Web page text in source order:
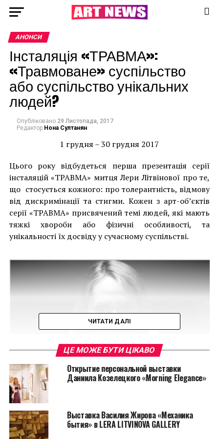
АНОНСИ
Інсталяція «ТРАВМА»:
«Травмоване» суспільство
або суспільство унікальних
людей?
Опубліковано 29 Листопада, 2017
Редактор Нона Султанян
1 грудня – 30 грудня 2017
Цього року відбудеться перша презентація серії
інсталяцій «ТРАВМА» митця Лери Літвінової про те,
що стосується кожного: про толерантність, відмову
від дискримінації та стигми. Кожен з арт-об’єктів
серії «ТРАВМА» присвячений темі людей, які мають
тяжкі хвороби або фізичні особливості, та
унікальності їх досвіду у сучасному суспільстві.
інсталяції Лери Літвінової насправді є більш
широкою, ніж проблематика фізичних хвороб. Вона
ЧИТАТИ ДАЛІ
ЦЕ МОЖЕ БУТИ ЦІКАВО
Открытие персональной выставки
Даниила Козелецкого «Morning Elegance»
Выставка Василия Жирова «Механика
бытия» в LERA LITVINOVA GALLERY